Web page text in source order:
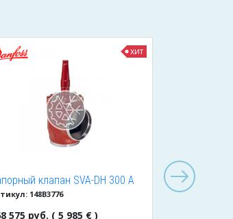
хит
клапан SVA-DH 300 A
CAP148B3776
575 руб. ( 5 985 € )
Клапан
артикул: